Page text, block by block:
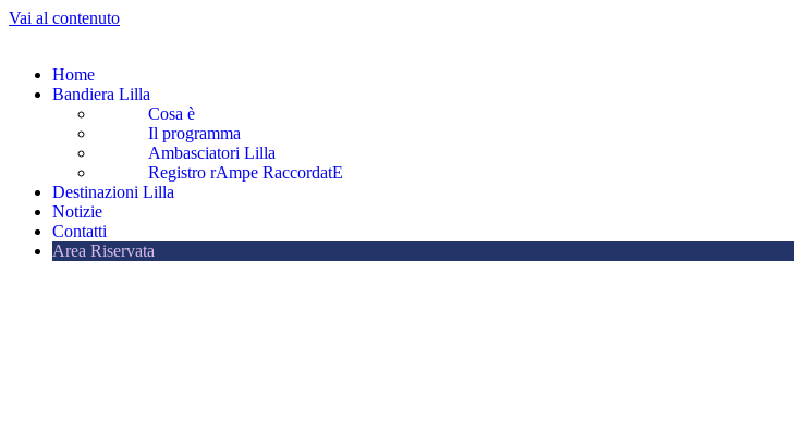
Vai al contenuto
Home
Bandiera Lilla
Cosa è
Il programma
Ambasciatori Lilla
Registro rAmpe RaccordatE
Destinazioni Lilla
Notizie
Contatti
Area Riservata